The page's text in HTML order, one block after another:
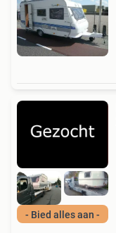
- Bied alles aan -